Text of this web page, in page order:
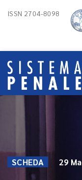
ISSN 2704-8098
SCHEDA 29